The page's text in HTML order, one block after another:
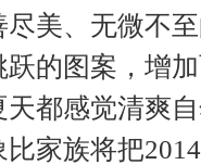
美、无微不
的图案，增
都感觉清爽
家族将把